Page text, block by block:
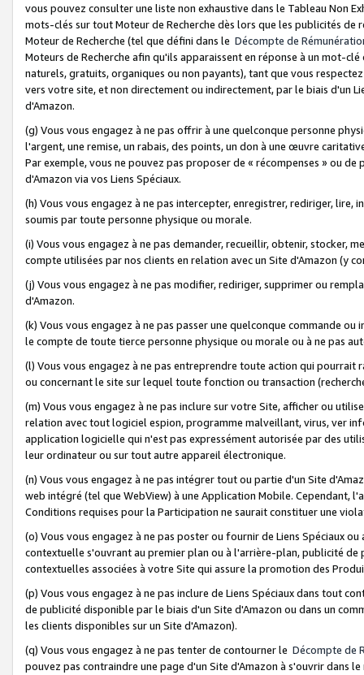
vous pouvez consulter une liste non exhaustive dans le Tableau Non
mots-clés sur tout Moteur de Recherche dès lors que les publicités de
Moteur de Recherche (tel que défini dans le Décompte de
Moteurs de Recherche afin qu'ils apparaissent en réponse à un mot-
naturels, gratuits, organiques ou non payants), tant que vous
vers votre site, et non directement ou indirectement, par le biais d'un
d'Amazon.
(g) Vous vous engagez à ne pas offrir à une quelconque personne
l'argent, une remise, un rabais, des points, un don à une œuvre
Par exemple, vous ne pouvez pas proposer de « récompenses » ou
d'Amazon via vos Liens Spéciaux.
(h) Vous vous engagez à ne pas intercepter, enregistrer, rediriger,
soumis par toute personne physique ou morale.
(i) Vous vous engagez à ne pas demander, recueillir, obtenir, stocker,
compte utilisées par nos clients en relation avec un Site d'Amazon (y
(j) Vous vous engagez à ne pas modifier, rediriger, supprimer ou
d'Amazon.
(k) Vous vous engagez à ne pas passer une quelconque commande
le compte de toute tierce personne physique ou morale ou à ne pas
(l) Vous vous engagez à ne pas entreprendre toute action qui
ou concernant le site sur lequel toute fonction ou transaction
(m) Vous vous engagez à ne pas inclure sur votre Site, afficher ou
relation avec tout logiciel espion, programme malveillant, virus, ver
application logicielle qui n'est pas expressément autorisée par des
leur ordinateur ou sur tout autre appareil électronique.
(n) Vous vous engagez à ne pas intégrer tout ou partie d'un Site
web intégré (tel que WebView) à une Application Mobile. Cependant,
Conditions requises pour la Participation ne saurait constituer une
(o) Vous vous engagez à ne pas poster ou fournir de Liens Spéciaux
contextuelle s'ouvrant au premier plan ou à l'arrière-plan, publicité
contextuelles associées à votre Site qui assure la promotion des
(p) Vous vous engagez à ne pas inclure de Liens Spéciaux dans tout
de publicité disponible par le biais d'un Site d'Amazon ou dans un
les clients disponibles sur un Site d'Amazon).
(q) Vous vous engagez à ne pas tenter de contourner le Décompte de
pouvez pas contraindre une page d'un Site d'Amazon à s'ouvrir dans